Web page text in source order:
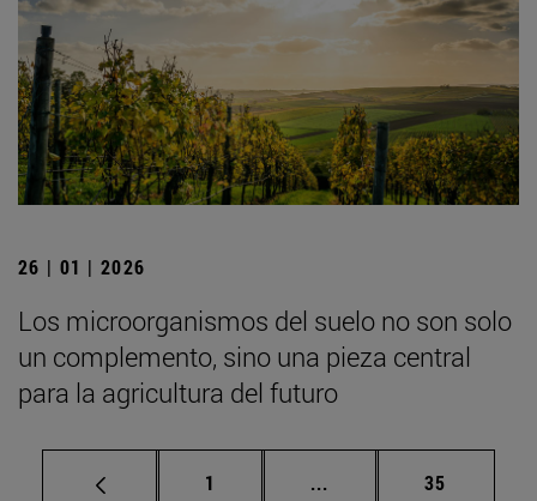
26 | 01 | 2026
Los microorganismos del suelo no son solo
un complemento, sino una pieza central
para la agricultura del futuro
Página
1 ... Páginas intermedias
Página
35